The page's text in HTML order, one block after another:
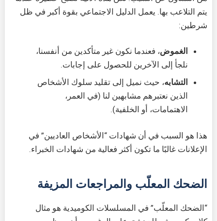
يتم التلاعب بها. يعمل الدليل الاجتماعي بقوة أكبر في ظل
شرطين:
الغموض، فعندما نكون غير متأكدين من أنفسنا،
نلجأ إلى الآخرين للحصول على إجابات.
التشابه، حيث نميل إلى تقليد سلوك الأشخاص
الذين نعتبرهم مشابهين لنا (في العمر،
الاهتمامات، أو الخلفية).
هذا هو السبب في أن شهادات “الأشخاص العاديين” في
الإعلانات غالبًا ما تكون أكثر فعالية من شهادات الخبراء.
الضحك المعلّب والمراجعات المزيفة
“الضحك المعلّب” في المسلسلات الكوميدية هو مثال